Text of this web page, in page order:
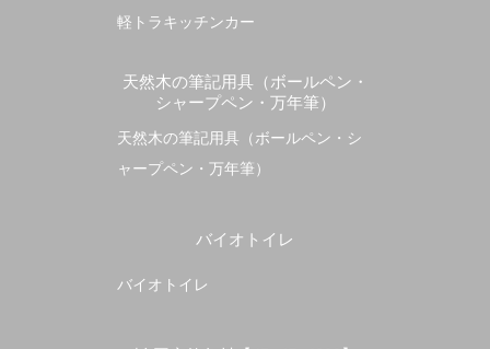
軽トラキッチンカー
天然木の筆記用具（ボールペン・
シャープペン・万年筆）
天然木の筆記用具（ボールペン・シ
ャープペン・万年筆）
バイオトイレ
バイオトイレ